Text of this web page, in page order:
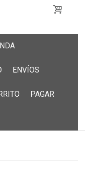
ENVÍOS
PAGAR